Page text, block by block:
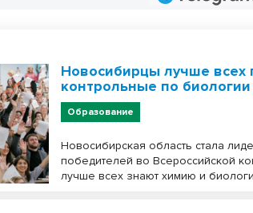
Новосибирцы лучше всех
контрольные по
Образование
Новосибирская область стала
победителей во Всероссийской
лучше всех знают химию и